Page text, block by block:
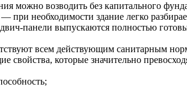
можно возводить без капитального
необходимости здание легко
панели выпускаются полностью
всем действующим санитарным
свойства, которые значительно